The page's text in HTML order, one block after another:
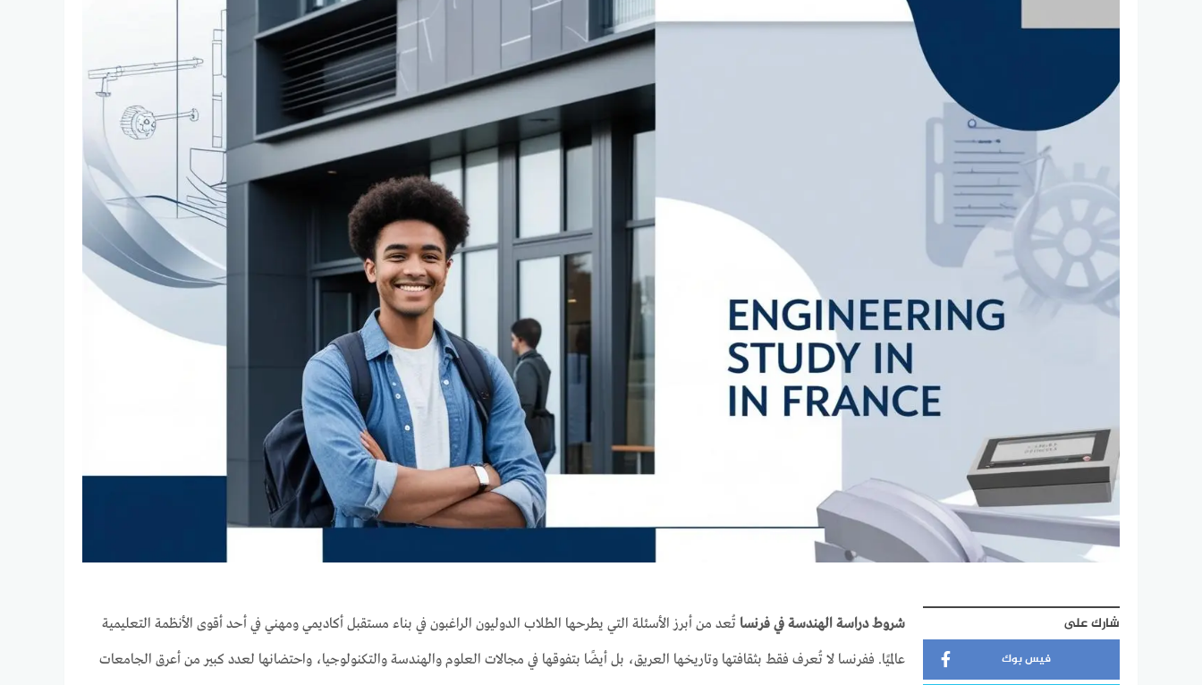
شارك على
فيس بوك
شروط دراسة الهندسة في فرنسا تُعد من أبرز الأسئلة التي يطرحها الطلاب الدوليون الراغبون في بناء مستقبل أكاديمي ومهني في أحد أقوى الأنظمة التعليمية
عالميًا. ففرنسا لا تُعرف فقط بثقافتها وتاريخها العريق، بل أيضًا بتفوقها في مجالات العلوم والهندسة والتكنولوجيا، واحتضانها لعدد كبير من أعرق الجامعات